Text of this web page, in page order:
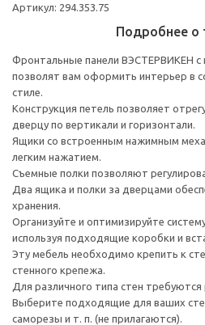
Артикул: 294.353.75
Подробнее о
Фронтальные панели ВЭСТЕРВИКЕН с
позволят вам оформить интерьер в
стиле.
Конструкция петель позволяет
дверцу по вертикали и горизонтали.
Ящики со встроенным нажимным
легким нажатием.
Съемные полки позволяют
Два ящика и полки за дверцами
хранения.
Организуйте и оптимизируйте
используя подходящие коробки и
Эту мебель необходимо крепить к
стенного крепежа.
Для различного типа стен
Выберите подходящие для ваших
саморезы и т. п. (не прилагаются).